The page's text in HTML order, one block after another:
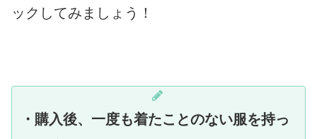
ックしてみましょう！
・購入後、一度も着たことのない服を持っ